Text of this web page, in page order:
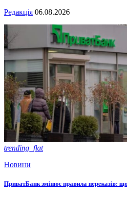
Редакція 06.08.2026
trending_flat
Новини
ПриватБанк змінює правила переказів: